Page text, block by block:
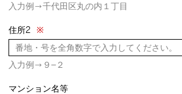
入力例→千代田区丸の内１丁目
住所2 ※
入力例→９−２
マンション名等